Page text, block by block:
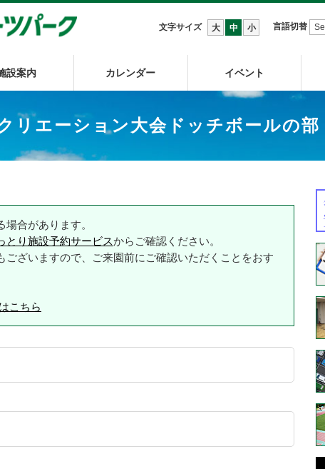
設案内 カレンダー イベント
文字サイズ 大 中 小 言語切替
リエーション大会ドッチボールの部
合があります。
とり施設予約サービスからご確認ください。
ございますので、ご来園前にご確認いただくことをおす
こちら